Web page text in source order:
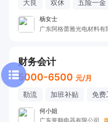
大良 双休 五险一金
杨女士
广东阿格蕾雅光电材料有
财务会计
5000-6500 元/月
勒流 加班补贴 免费
何小姐
广东誉顺电器有限公司